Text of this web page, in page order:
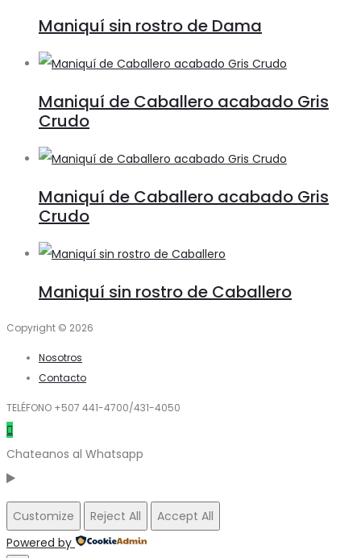
Maniquí sin rostro de Dama
Maniquí de Caballero acabado Gris
Crudo
Maniquí de Caballero acabado Gris
Crudo
Maniquí sin rostro de Caballero
Copyright © 2026
Nosotros
Contacto
TELÉFONO +507 441-4700/431-4050
Chateanos al Whatsapp
Customize Reject All
Accept All
Powered by